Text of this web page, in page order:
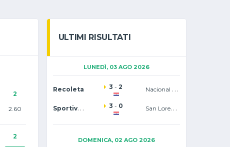
2
2.60
2
ULTIMI RISULTATI
LUNEDÌ, 03 AGO 2026
Recoleta 3 - 2 Nacional Asuncion
Sportivo Trinidense 3 - 0 San Lorenzo
DOMENICA, 02 AGO 2026